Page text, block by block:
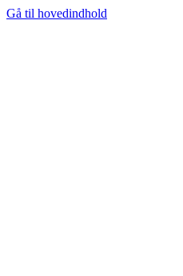
Gå til hovedindhold